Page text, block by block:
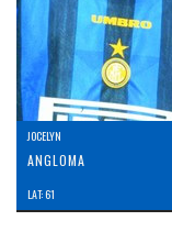
JOCELYN
ANGLOMA
LAT: 61